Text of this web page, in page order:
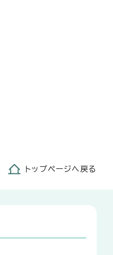
トップページへ戻る